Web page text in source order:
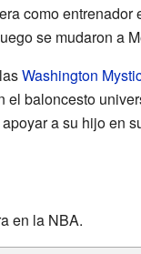
como entrenador
se mudaron a
Washington
el baloncesto
a su hijo en
en la NBA.